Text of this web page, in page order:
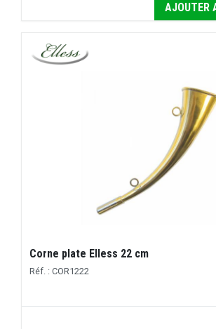
AJOUTER
Corne plate Elless 22 cm
Réf. : COR1222